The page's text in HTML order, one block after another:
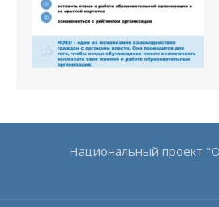
Национальный проект